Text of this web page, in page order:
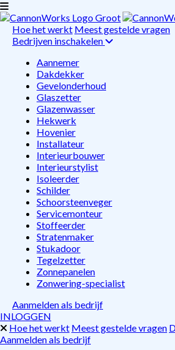
Hoe het werkt Meest gestelde vragen
Bedrijven inschakelen
Aannemer
Dakdekker
Gevelonderhoud
Glaszetter
Glazenwasser
Hekwerk
Hovenier
Installateur
Interieurbouwer
Interieurstylist
Isoleerder
Schilder
Schoorsteenveger
Servicemonteur
Stoffeerder
Stratenmaker
Stukadoor
Tegelzetter
Zonnepanelen
Zonwering-specialist
Aanmelden als bedrijf
INLOGGEN
Hoe het werkt Meest gestelde vragen
Aanmelden als bedrijf